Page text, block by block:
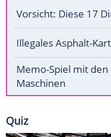
Vorsicht: Diese 17
Illegales Asphalt-
Memo-Spiel mit
Maschinen
Quiz